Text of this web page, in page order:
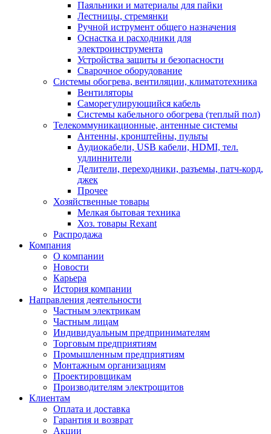
Паяльники и материалы для пайки
Лестницы, стремянки
Ручной иструмент общего назначения
Оснастка и расходники для
электроинструмента
Устройства защиты и безопасности
Сварочное оборудование
Системы обогрева, вентиляции, климатотехника
Вентиляторы
Саморегулирующийся кабель
Системы кабельного обогрева (теплый пол)
Телекоммуникационные, антенные системы
Антенны, кронштейны, пульты
Аудиокабели, USB кабели, HDMI, тел.
удлиннители
Делители, переходники, разъемы, патч-корд,
джек
Прочее
Хозяйственные товары
Мелкая бытовая техника
Хоз. товары Rexant
Распродажа
Компания
О компании
Новости
Карьера
История компании
Направления деятельности
Частным электрикам
Частным лицам
Индивидуальным предпринимателям
Торговым предприятиям
Промышленным предприятиям
Монтажным организациям
Проектировщикам
Производителям электрощитов
Клиентам
Оплата и доставка
Гарантия и возврат
Акции